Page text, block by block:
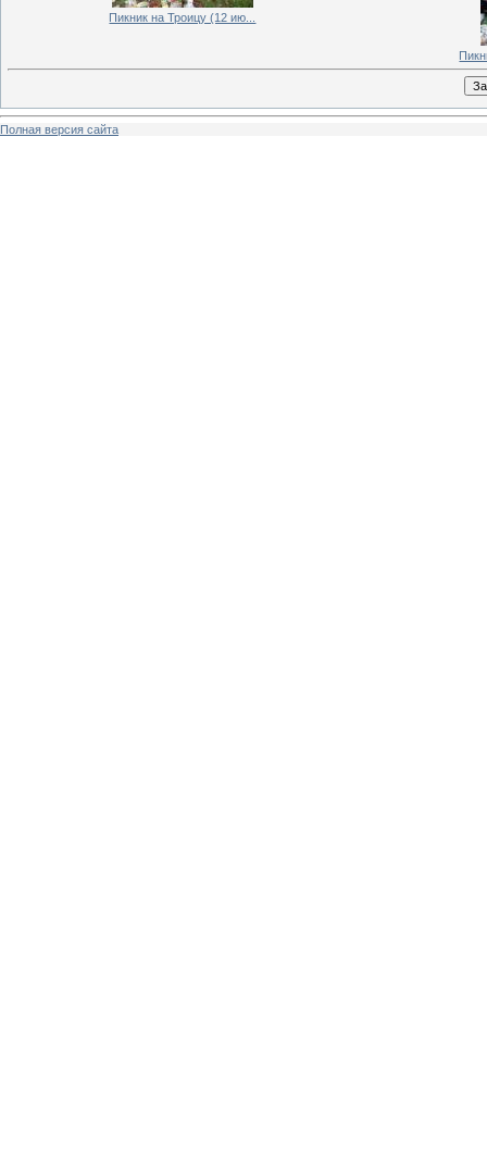
Пикник на Троицу (12 ию...
Полная версия сайта